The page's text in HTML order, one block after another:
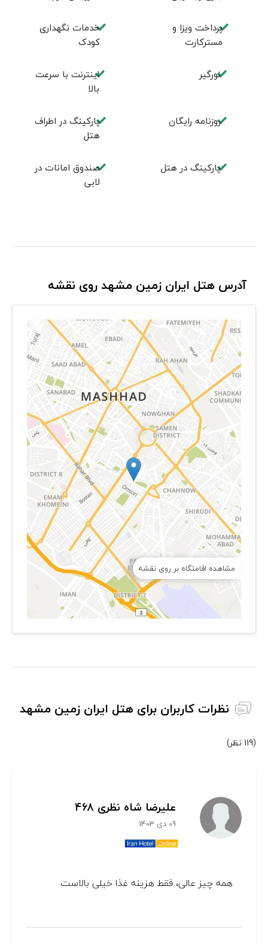
پرداخت ویزا و
مسترکارت
خدمات نگهداری
کودک
نورگیر
اینترنت با سرعت
بالا
روزنامه رایگان
پارکینگ در اطراف
هتل
پارکینگ در هتل
صندوق امانات در
لابی
آدرس هتل ایران زمین مشهد روی نقشه
مشاهده اقامتگاه بر روی نقشه
نظرات کاربران برای هتل ایران زمین مشهد
(119 نظر)
علیرضا شاه نظری 468
09 دی 1403
همه چیز عالی، فقط هزینه غذا خیلی بالاست